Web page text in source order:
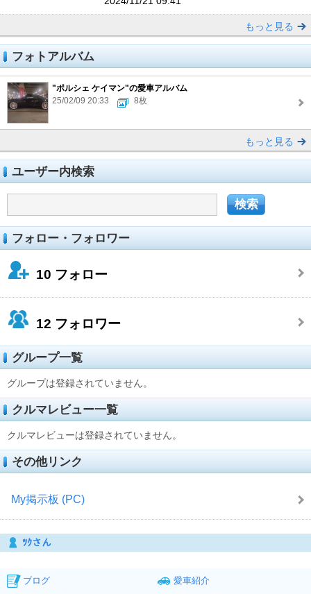
もっと見る
フォトアルバム
"ポルシェ ケイマン"の愛車アルバム
25/02/09 20:33
8枚
もっと見る
ユーザー内検索
フォロー・フォロワー
10 フォロー
12 フォロワー
グループ一覧
グループは登録されていません。
クルマレビュー一覧
クルマレビューは登録されていません。
その他リンク
My掲示板 (PC)
ﾂｸさん
ブログ
愛車紹介